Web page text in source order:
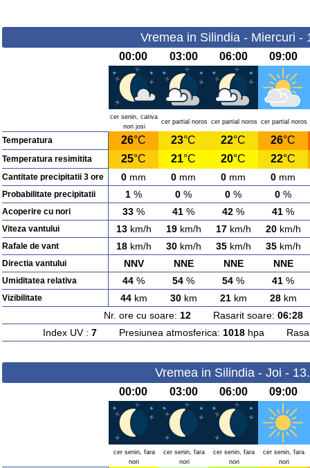
Vremea in Silindia - Miercuri -
00:00 03:00 06:00 09:00
cer senin, cativa
nori josi
cer partial noros cer partial noros cer partial noros
Temperatura 26°C 23°C 22°C 26°C
Temperatura resimitita 25°C 21°C 20°C 22°C
Cantitate precipitatii 3 ore 0 mm 0 mm 0 mm 0 mm
Probabilitate precipitatii 1 % 0 % 0 % 0 %
Acoperire cu nori 33 % 41 % 42 % 41 %
Viteza vantului 13km/h 19km/h 17km/h 20km/h
Rafale de vant 18km/h 30km/h 35km/h 35km/h
Directia vantului NNV NNE NNE NNE
Umiditatea relativa 44 % 54 % 54 % 41 %
Vizibilitate 44km 30km 21km 28km
Nr. ore cu soare: 12Rasarit soare: 06:28
Index UV : 7Presiunea atmosferica: 1018hpa
Vremea in Silindia - Joi -
00:00 03:00 06:00 09:00
cer senin, fara
nori
cer senin, fara
nori
cer senin, fara
nori
cer senin, fara
nori